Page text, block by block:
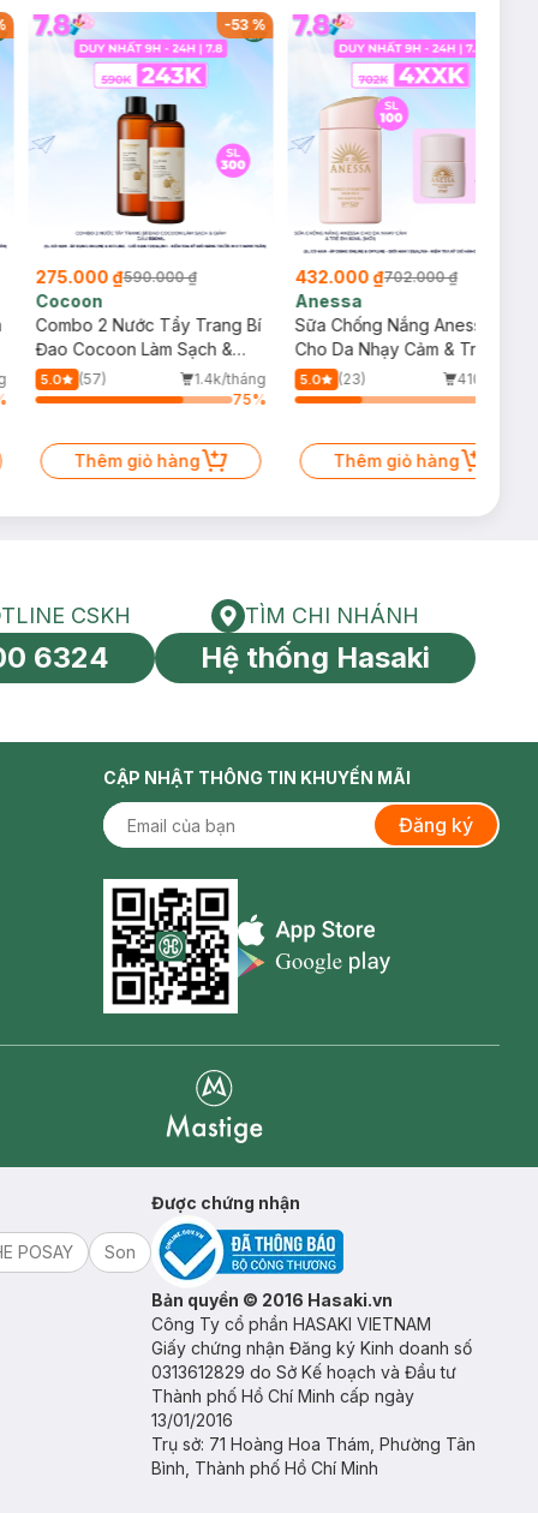
-53%
275.000 ₫590.000 ₫
Cocoon
Combo 2 Nước Tẩy Trang Bí
Đao Cocoon Làm Sạch &
Giảm Dầu 500ml
5.0 (57)
1.4k/tháng
75%
Thêm giỏ hàng
432.000 ₫702.000 ₫
Anessa
Sữa Chống Nắng Anessa
Cho Da Nhạy Cảm & Trẻ Em
60ml (Mới)
5.0 (23)
410/tháng
Thêm giỏ hàng
toàn cầu
HOTLINE CSKH
CSKH
6324
Tìm chi nhánh
TÌM CHI NHÁNH
Hệ thống Hasaki
CẬP NHẬT THÔNG TIN KHUYẾN MÃI
Đăng ký
Appstore icon
POSAY
Son
Được chứng nhận
Bản quyền © 2016 Hasaki.vn
Công Ty cổ phần HASAKI VIETNAM
Giấy chứng nhận Đăng ký Kinh doanh số
0313612829 do Sở Kế hoạch và Đầu tư
Thành phố Hồ Chí Minh cấp ngày
13/01/2016
Trụ sở: 71 Hoàng Hoa Thám, Phường Tân
Bình, Thành phố Hồ Chí Minh